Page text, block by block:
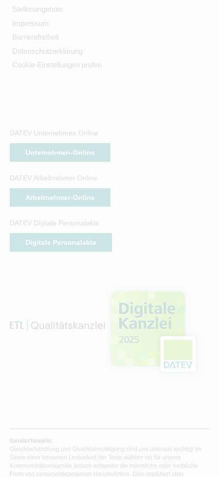
Stellenangebote
Impressum
Barrierefreiheit
Datenschutzerklärung
Cookie-Einstellungen prüfen
DATEV Unternehmen Online
Unternehmen-Online
DATEV Arbeitnehmer Online
Arbeitnehmer-Online
DATEV Digitale Personalakte
Digitale Personalakte
Genderhinweis:
Gleichbehandlung und Gleichberechtigung sind uns überaus wichtig! Im
Sinne einer besseren Lesbarkeit der Texte wählen wir für unsere
Kommunikationskanäle jedoch entweder die männliche oder weibliche
Form von personenbezogenen Hauptwörtern. Dies impliziert aber